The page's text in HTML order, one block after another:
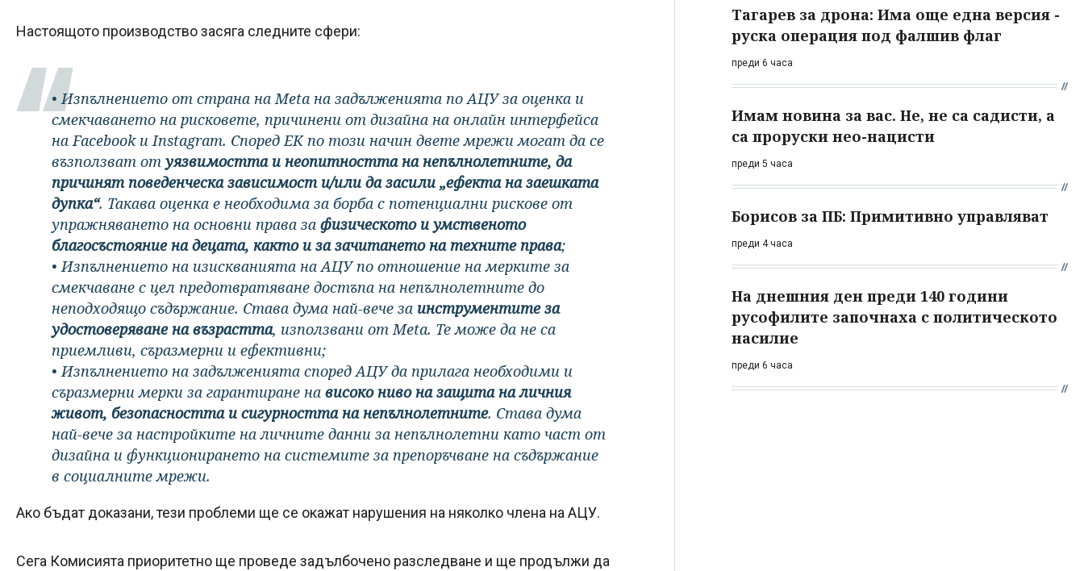
Настоящото производство засяга следните сфери:
• Изпълнението от страна на Meta на задълженията по АЦУ за оценка и
смекчаването на рисковете, причинени от дизайна на онлайн интерфейса
на Facebook и Instagram. Според ЕК по този начин двете мрежи могат да се
възползват от уязвимостта и неопитността на непълнолетните, да
причинят поведенческа зависимост и/или да засили „ефекта на заешката
дупка“. Такава оценка е необходима за борба с потенциални рискове от
упражняването на основни права за физическото и умственото
благосъстояние на децата, както и за зачитането на техните права;
• Изпълнението на изискванията на АЦУ по отношение на мерките за
смекчаване с цел предотвратяване достъпа на непълнолетните до
неподходящо съдържание. Става дума най-вече за инструментите за
удостоверяване на възрастта, използвани от Meta. Те може да не са
приемливи, съразмерни и ефективни;
• Изпълнението на задълженията според АЦУ да прилага необходими и
съразмерни мерки за гарантиране на високо ниво на защита на личния
живот, безопасността и сигурността на непълнолетните. Става дума
най-вече за настройките на личните данни за непълнолетни като част от
дизайна и функционирането на системите за препоръчване на съдържание
в социалните мрежи.
Ако бъдат доказани, тези проблеми ще се окажат нарушения на няколко члена на АЦУ.
Сега Комисията приоритетно ще проведе задълбочено разследване и ще продължи да
Тагарев за дрона: Има още една версия -
руска операция под фалшив флаг
преди 6 часа
Имам новина за вас. Не, не са садисти, а
са проруски нео-нацисти
преди 5 часа
Борисов за ПБ: Примитивно управляват
преди 4 часа
На днешния ден преди 140 години
русофилите започнаха с политическото
насилие
преди 6 часа